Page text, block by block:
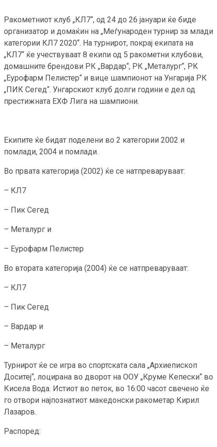
Ракометниот клуб „КЛ7“, од 24 до 26 јануари ќе биде
организатор и домаќин на „Меѓународен турнир за млади
категории КЛ7 2020“. На турнирот, покрај екипата на
„КЛ7“ ќе учествуваат 8 екипи од 5 ракометни клубови,
домашните брендови РК „Вардар“, РК „Металург“, РК
„Еурофарм Пелистер“ и вице шампионот на Унгарија РК
„ПИК Сегед“. Унгарскиот клуб долги години е дел од
престижната ЕХФ Лига на шампиони.
Екипите ќе бидат поделени во 2 категории 2002 и
помлади, 2004 и помлади.
Во првата категорија (2002) ќе се натпреваруваат:
– КЛ7
– Пик Сегед
– Металург и
– Еурофарм Пелистер
Во втората категорија (2004) ќе се натпреваруваат:
– КЛ7
– Пик Сегед
– Вардар и
– Металург
Турнирот ќе се игра во спортската сала „Архиепископ
Доситеј“, лоцирана во дворот на ООУ „Круме Кепески“ во
Кисела Вода. Истиот во петок, во 16:00 часот свечено ќе
го отвори најпознатиот македонски ракометар Кирил
Лазаров.
Распоред: